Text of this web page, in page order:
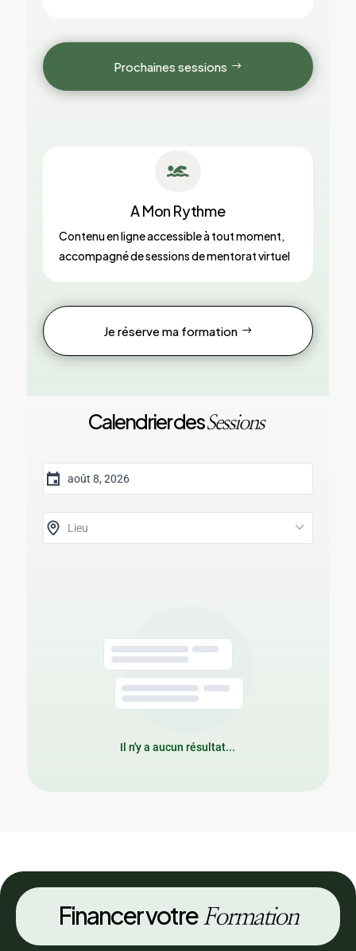
Prochaines sessions

A Mon Rythme
Contenu en ligne accessible à tout moment,
accompagné de sessions de mentorat virtuel
Je réserve ma formation
Calendrier desSessions
Il n'y a aucun résultat...
Financer votreFormation